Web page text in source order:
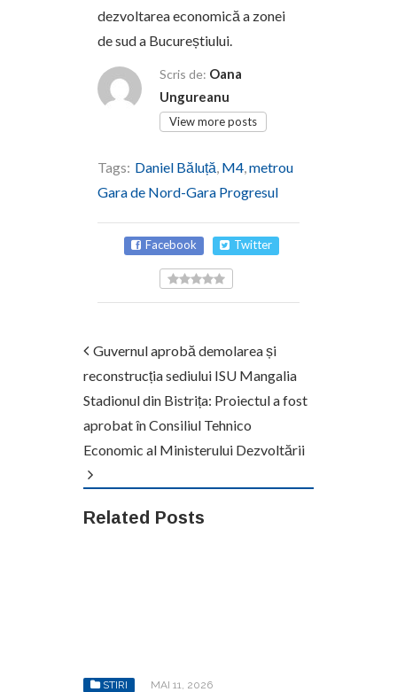
dezvoltarea economică a zonei
de sud a Bucureștiului.
Scris de: Oana
Ungureanu
View more posts
Tags: Daniel Băluță, M4,metrou
Gara de Nord-Gara Progresul
Facebook Twitter
Guvernul aprobă demolarea și
reconstrucția sediului ISU Mangalia
Stadionul din Bistrița: Proiectul a fost
aprobat în Consiliul Tehnico
Economic al Ministerului Dezvoltării
Related Posts
STIRI MAI 11, 2026